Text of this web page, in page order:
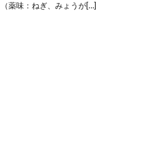
薬味：ねぎ、みょうが[…]